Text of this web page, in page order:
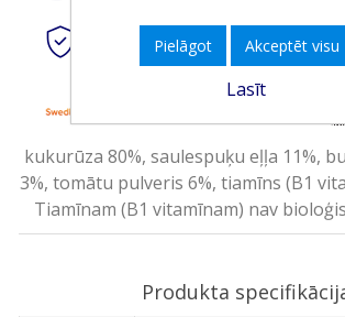
Droši tiešsaistes
kukurūza 80%, saulespuķu eļļa 11%,
3%, tomātu pulveris 6%, tiamīns (B1
Tiamīnam (B1 vitamīnam) nav
Produkta
Pielāgot Akceptēt visu
Lasīt